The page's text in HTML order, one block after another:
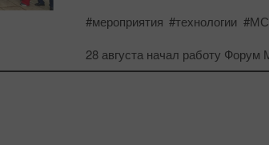
#мероприятия #технологии
28 августа начал работу